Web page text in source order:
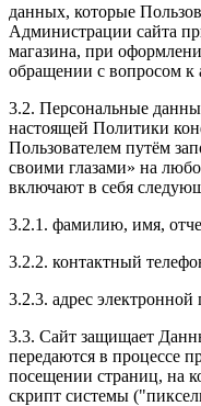
данных, которые
Администрации сайта
магазина, при
обращении с вопросом к
3.2. Персональные
настоящей Политики
Пользователем путём
своими глазами» на
включают в себя
3.2.1. фамилию, имя,
3.2.2. контактный
3.2.3. адрес
3.3. Сайт защищает
передаются в процессе
посещении страниц, на
скрипт системы